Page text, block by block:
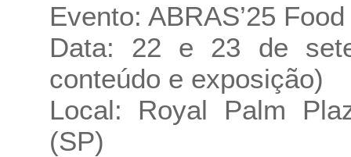
Evento: ABRAS’25
Data: 22 e 23 de
conteúdo e exposição)
Local: Royal Palm
(SP)